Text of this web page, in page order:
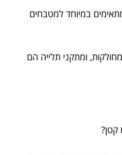
במיוחד למטבחים
ומתקני תלייה הם
קטן?